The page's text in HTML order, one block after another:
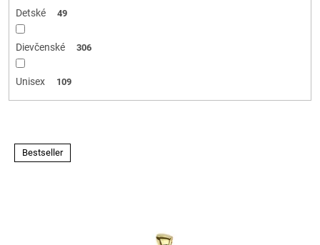
Detské 49
Dievčenské 306
Unisex 109
V Bestseller